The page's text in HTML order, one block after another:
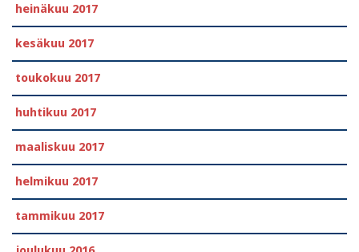
heinäkuu 2017
kesäkuu 2017
toukokuu 2017
huhtikuu 2017
maaliskuu 2017
helmikuu 2017
tammikuu 2017